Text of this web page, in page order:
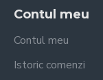
Contul meu
Contul meu
Istoric comenzi